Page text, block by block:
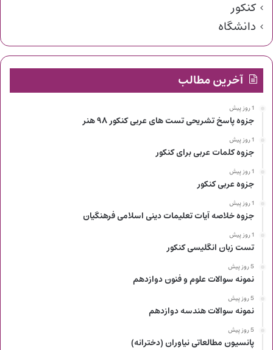
کنکور
دانشگاه
آخرین مطالب
1 روز پیش
جزوه پاسخ تشریحی تست های عربی کنکور ۹۸ هنر
1 روز پیش
جزوه کلمات عربی برای کنکور
1 روز پیش
جزوه عربی کنکور
1 روز پیش
جزوه خلاصه آیات تعلیمات دینی اسلامی فرهنگیان
1 روز پیش
تست زبان انگلیسی کنکور
5 روز پیش
نمونه سوالات علوم و فنون دوازدهم
5 روز پیش
نمونه سوالات هندسه دوازدهم
5 روز پیش
پانسیون مطالعاتی نیاوران (دخترانه)